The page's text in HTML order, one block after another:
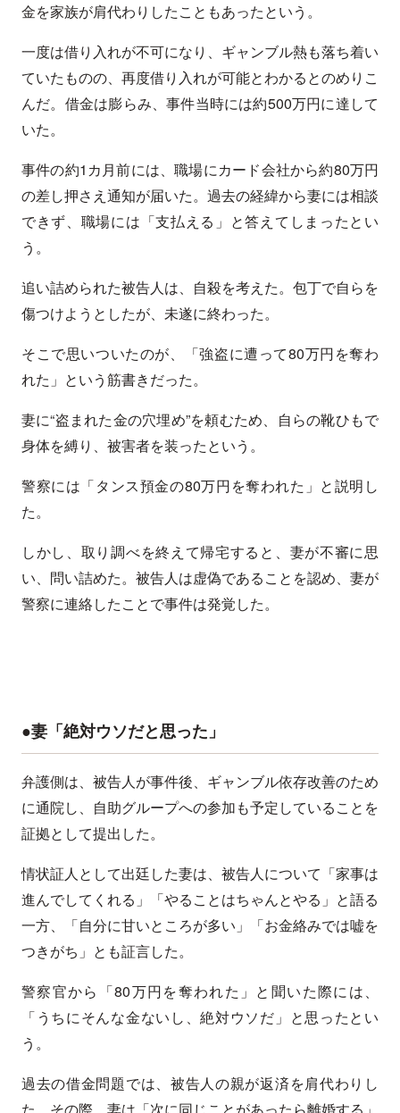
金を家族が肩代わりしたこともあったという。
一度は借り入れが不可になり、ギャンブル熱も落ち着い
ていたものの、再度借り入れが可能とわかるとのめりこ
んだ。借金は膨らみ、事件当時には約500万円に達して
いた。
事件の約1カ月前には、職場にカード会社から約80万円
の差し押さえ通知が届いた。過去の経緯から妻には相談
できず、職場には「支払える」と答えてしまったとい
う。
追い詰められた被告人は、自殺を考えた。包丁で自らを
傷つけようとしたが、未遂に終わった。
そこで思いついたのが、「強盗に遭って80万円を奪わ
れた」という筋書きだった。
妻に“盗まれた金の穴埋め”を頼むため、自らの靴ひもで
身体を縛り、被害者を装ったという。
警察には「タンス預金の80万円を奪われた」と説明し
た。
しかし、取り調べを終えて帰宅すると、妻が不審に思
い、問い詰めた。被告人は虚偽であることを認め、妻が
警察に連絡したことで事件は発覚した。
●妻「絶対ウソだと思った」
弁護側は、被告人が事件後、ギャンブル依存改善のため
に通院し、自助グループへの参加も予定していることを
証拠として提出した。
情状証人として出廷した妻は、被告人について「家事は
進んでしてくれる」「やることはちゃんとやる」と語る
一方、「自分に甘いところが多い」「お金絡みでは嘘を
つきがち」とも証言した。
警察官から「80万円を奪われた」と聞いた際には、
「うちにそんな金ないし、絶対ウソだ」と思ったとい
う。
過去の借金問題では、被告人の親が返済を肩代わりし